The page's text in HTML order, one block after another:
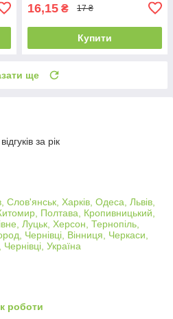
16,15 ₴ 17 ₴
Купити
ще
за рік
Слов'янськ, Харків, Одеса, Львів,
Полтава, Кропивницький,
Луцьк, Херсон, Тернопіль,
Чернівці, Вінниця, Черкаси,
Україна
роботи